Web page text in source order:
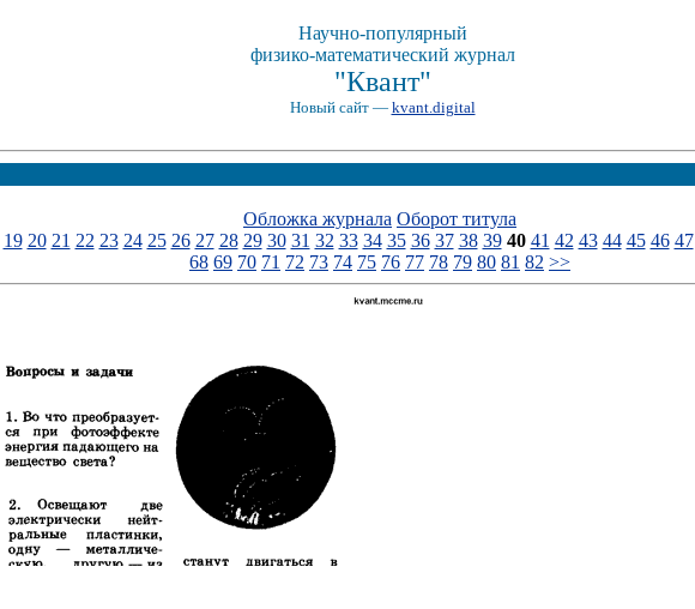
Научно-популярный
физико-математический журнал
"Квант"
Новый сайт — kvant.digital
Обложка журнала Оборот титула
19 20 21 22 23 24 25 26 27 28 29 30 31 32 33 34 35 36 37 38 39 40 41 42 43 44 45 46 47
68 69 70 71 72 73 74 75 76 77 78 79 80 81 82 >>